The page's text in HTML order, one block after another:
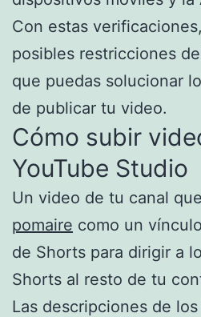
Con estas
posibles restricciones
que puedas solucionar
de publicar tu video.
Cómo subir
YouTube Studio
Un video de tu canal
pomaire como un
de Shorts para dirigir a
Shorts al resto de tu
Las descripciones de